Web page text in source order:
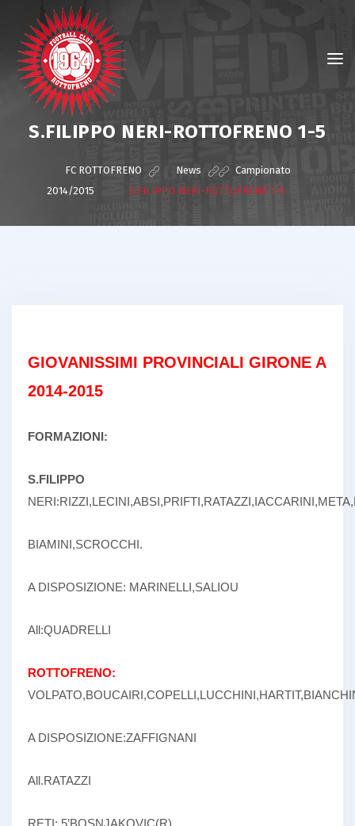
S.FILIPPO NERI-ROTTOFRENO 1-5
FC ROTTOFRENO News > Campionato
2014/2015
S.FILIPPO NERI-ROTTOFRENO 1-5
GIOVANISSIMI PROVINCIALI GIRONE A
2014-2015
FORMAZIONI:
S.FILIPPO
BIAMINI,SCROCCHI.
A DISPOSIZIONE: MARINELLI,SALIOU
All:QUADRELLI
ROTTOFRENO:
A DISPOSIZIONE:ZAFFIGNANI
All.RATAZZI
RETI: 5’BOSNJAKOVIC(R),